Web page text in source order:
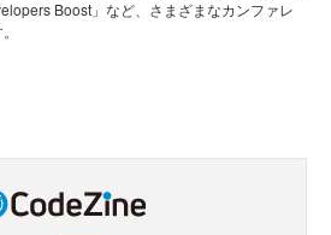
Boost」など、さまざまなカンファレ